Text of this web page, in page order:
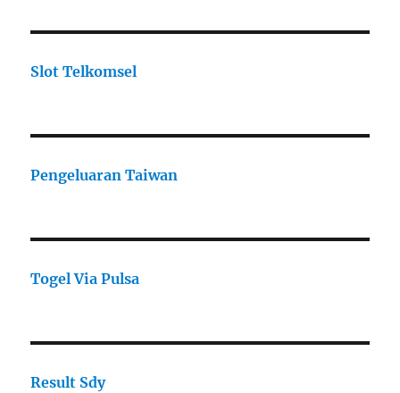
Slot Telkomsel
Pengeluaran Taiwan
Togel Via Pulsa
Result Sdy